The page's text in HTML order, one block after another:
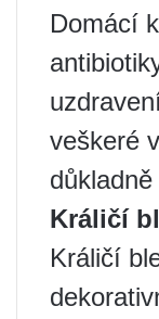
Domácí
veškeré
Králičí
Králičí